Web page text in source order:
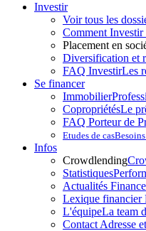
Investir
Voir tous les
Comment Investir
Placement en
Diversification et
FAQ InvestirLes
Se financer
Immobilier
CopropriétésLe
FAQ Porteur de
Etudes de cas
Infos
Crowdlending
Statistiques
Actualités
Lexique financier
L'équipeLa team
Contact Adresse